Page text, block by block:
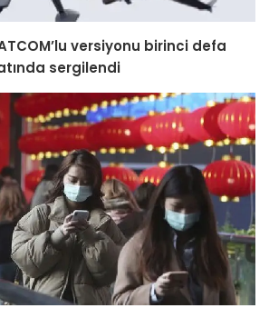
versiyonu birinci defa
sergilendi